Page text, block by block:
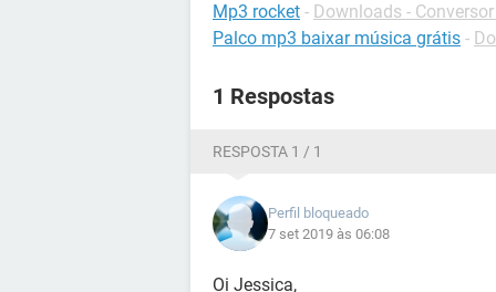
Mp3 rocket - Downloads -
Palco mp3 baixar música grátis -
1 Respostas
RESPOSTA 1 / 1
Perfil bloqueado
7 set 2019 às 06:08
Oi Jessica,